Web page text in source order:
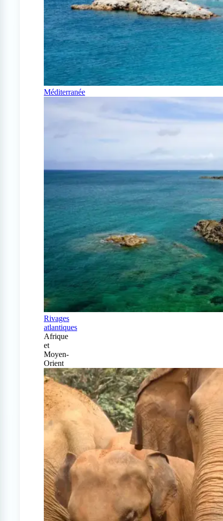
Méditerranée
Rivages
atlantiques
Afrique
et
Moyen-
Orient